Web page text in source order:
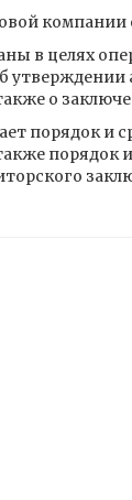
компании
в целях
о
порядок и
порядок